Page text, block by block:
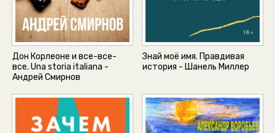
Дон Корлеоне и все-все-
все. Una storia italiana -
Андрей Смирнов
Знай моё имя. Правдивая
история - Шанель Миллер